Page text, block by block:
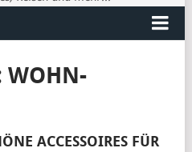
WOHN-
ACCESSOIRES FÜR